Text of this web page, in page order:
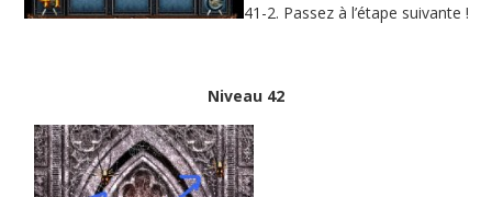
41-2. Passez à l’étape suivante !
Niveau 42